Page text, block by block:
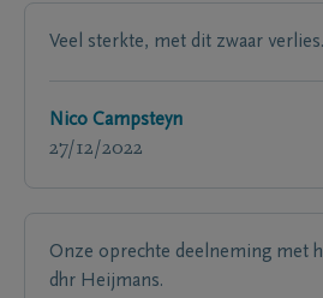
Veel sterkte, met dit zwaar verlies.
Nico Campsteyn
27/12/2022
Onze oprechte deelneming met
dhr Heijmans.